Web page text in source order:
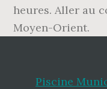
heures. Aller au
Moyen-Orient.
Piscine